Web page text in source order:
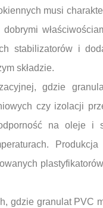
musi
stabilizatorów i
składzie.
gdzie
czy izolacji
na oleje i
gdzie granulat PVC